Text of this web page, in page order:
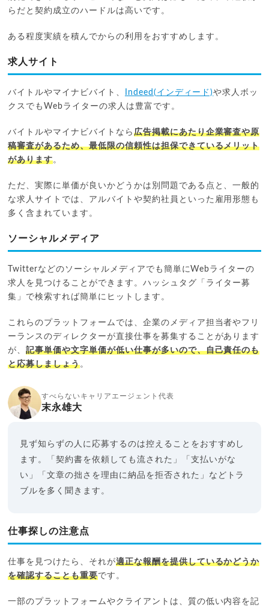
らだと契約成立のハードルは高いです。
ある程度実績を積んでからの利用をおすすめします。
求人サイト
バイトルやマイナビバイト、 Indeed(インディード)や求人ボッ
クスでもWebライターの求人は豊富です。
バイトルやマイナビバイトなら 広告掲載にあたり企業審査や原
稿審査があるため、最低限の信頼性は担保できているメリット
があります。
ただ、実際に単価が良いかどうかは別問題である点と、一般的
な求人サイトでは、アルバイトや契約社員といった雇用形態も
多く含まれています。
ソーシャルメディア
Twitterなどのソーシャルメディアでも簡単にWebライターの
求人を見つけることができます。ハッシュタグ「ライター募
集」で検索すれば簡単にヒットします。
これらのプラットフォームでは、企業のメディア担当者やフリ
ーランスのディレクターが直接仕事を募集することがあります
が、記事単価や文字単価が低い仕事が多いので、自己責任のも
と応募しましょう。
すべらないキャリアエージェント代表
末永雄大
見ず知らずの人に応募するのは控えることをおすすめし
ます。「契約書を依頼しても流された」「支払いがな
い」「文章の拙さを理由に納品を拒否された」などトラ
ブルを多く聞きます。
仕事探しの注意点
仕事を見つけたら、それが適正な報酬を提供しているかどうか
を確認することも重要です。
一部のプラットフォームやクライアントは、質の低い内容を記